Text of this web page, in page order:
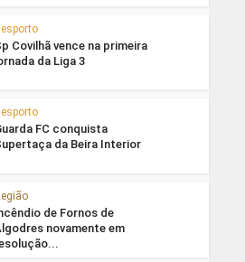
Covilhã vence na primeira
da Liga 3
FC conquista
da Beira Interior
de Fornos de
novamente em